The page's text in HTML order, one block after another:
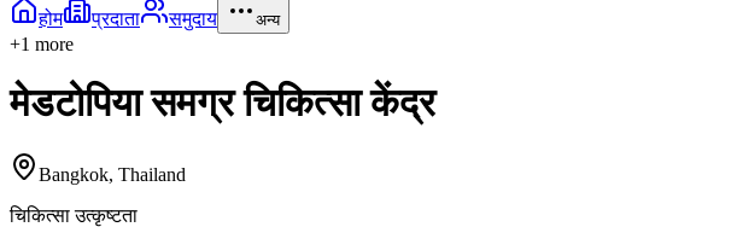
होम प्रदाता समुदाय अन्य
+1 more
मेडटोपिया समग्र चिकित्सा केंद्र
Bangkok, Thailand
चिकित्सा उत्कृष्टता